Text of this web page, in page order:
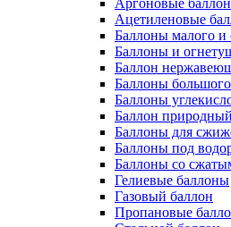
Аргоновые
Ацетиленовые
Баллоны малого
Баллоны и
Баллон
Баллоны
Баллоны
Баллон
Баллоны для
Баллоны под
Баллоны со
Гелиевые баллоны
Газовый баллон
Пропановые